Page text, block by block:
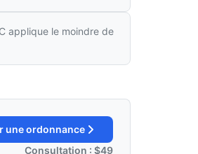
applique le moindre de
une ordonnance
Consultation : $49